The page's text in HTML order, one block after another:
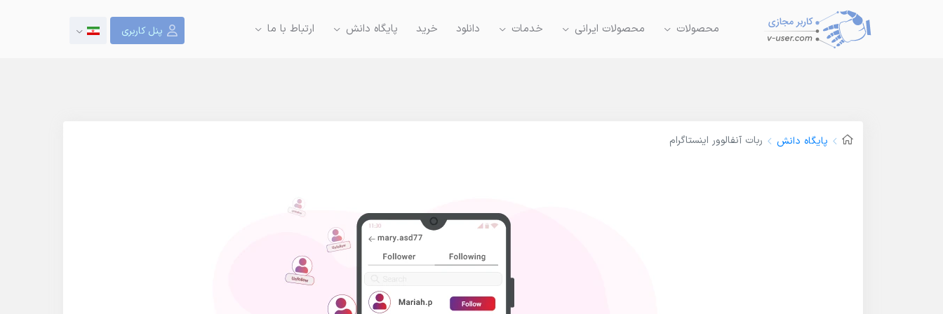
محصولات محصولات ایرانی خدمات دانلود خرید پایگاه دانش ارتباط با ما پنل کاربری
پایگاه دانش ربات آنفالوور اینستاگرام